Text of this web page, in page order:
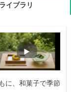
ライブラリ
に、和菓子で季節